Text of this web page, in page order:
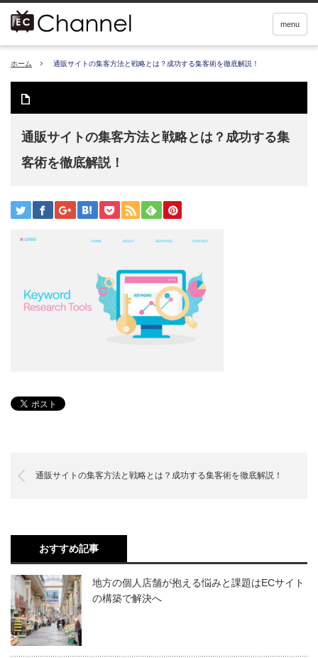
menu
ホーム 通販サイトの集客方法と戦略とは？成功する集客術を徹底解説！
通販サイトの集客方法と戦略とは？成功する集
客術を徹底解説！
通販サイトの集客方法と戦略とは？成功する集客術を徹底解説！
おすすめ記事
地方の個人店舗が抱える悩みと課題はECサイト
の構築で解決へ